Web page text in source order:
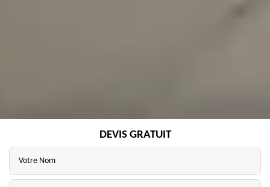
DEVIS GRATUIT